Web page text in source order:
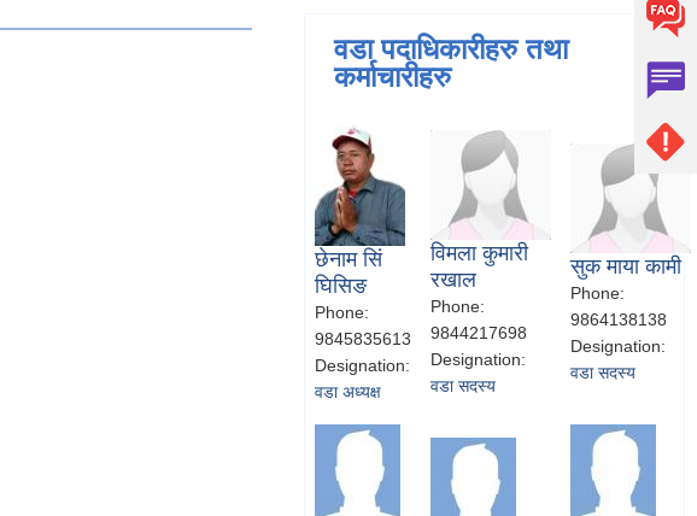
वडा पदाधिकारीहरु तथा
कर्माचारीहरु
छेनाम सिं
घिसिङ
Phone:
9845835613
Designation:
वडा अध्यक्ष
विमला कुमारी
रखाल
Phone:
9844217698
Designation:
वडा सदस्य
सुक माया कामी
Phone:
9864138138
Designation:
वडा सदस्य